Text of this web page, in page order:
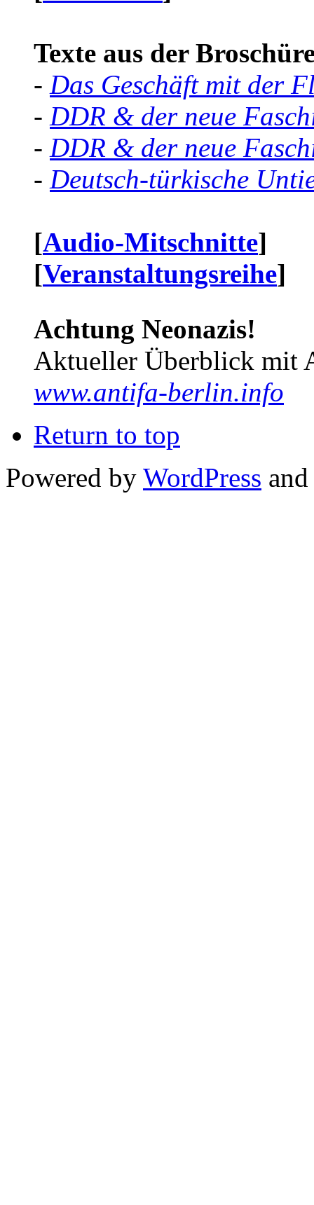
Texte aus der
- Das Geschäft mit der
- DDR & der neue
- DDR & der neue
- Deutsch-türkische
[Audio-Mitschnitte]
[Veranstaltungsreihe]
Achtung Neonazis!
Aktueller Überblick mit
www.antifa-berlin.info
Return to top
Powered by WordPress